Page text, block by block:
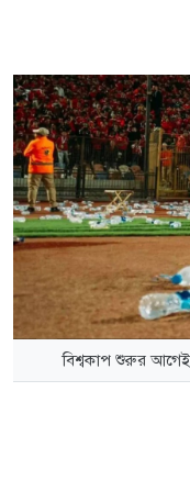
বিশ্বকাপ শুরুর আগেই